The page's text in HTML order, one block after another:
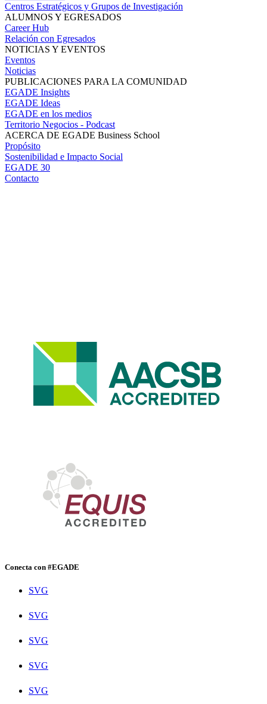
Centros Estratégicos y Grupos de Investigación
ALUMNOS Y EGRESADOS
Career Hub
Relación con Egresados
NOTICIAS Y EVENTOS
Eventos
Noticias
PUBLICACIONES PARA LA COMUNIDAD
EGADE Insights
EGADE Ideas
EGADE en los medios
Territorio Negocios - Podcast
ACERCA DE EGADE Business School
Propósito
Sostenibilidad e Impacto Social
EGADE 30
Contacto
Conecta con #EGADE
SVG
SVG
SVG
SVG
SVG